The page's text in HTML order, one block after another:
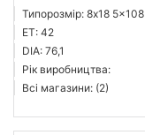
Типорозмір: 8x18 5x108
ET: 42
DIA: 76,1
Рік виробництва:
Всі магазини: (2)